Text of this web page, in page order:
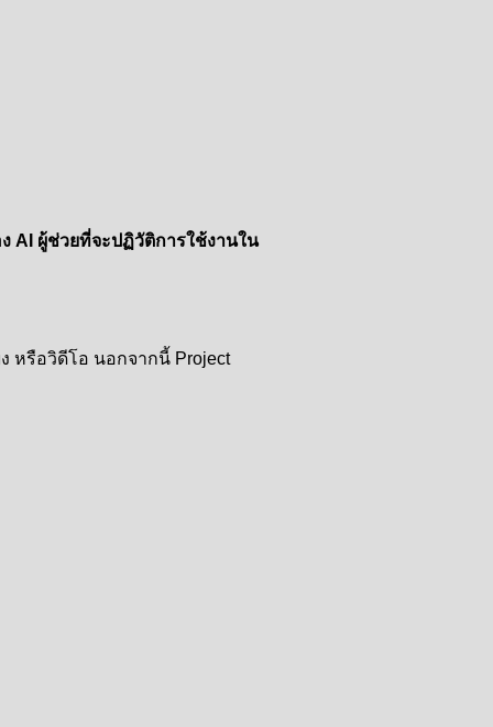
AI ผู้ช่วยที่จะปฏิวัติการใช้งานใน
หรือวิดีโอ นอกจากนี้ Project